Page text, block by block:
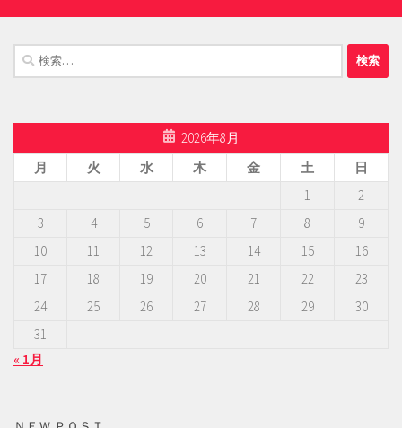
検
索:
2026年8月
月
火 水 木 金 土
日
1
2
3
4 5 6 7 8
9
10
11 12 13 14 15
16
17
18 19 20 21 22
23
24
25 26 27 28 29
30
31
« 1月